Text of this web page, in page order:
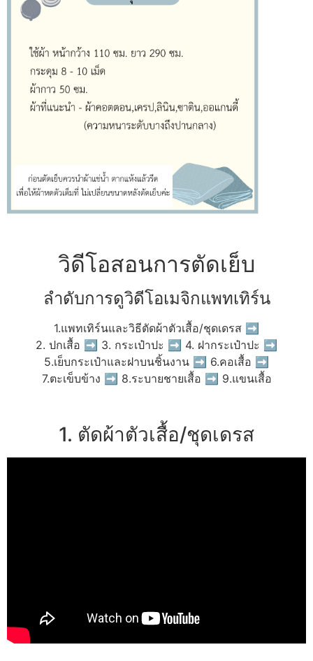
วิดีโอสอนการตัดเย็บ
ลำดับการดูวิดีโอเมจิกแพทเทิร์น
1.แพทเทิร์นและวิธีตัดผ้าตัวเสื้อ/ชุดเดรส ➡
2. ปกเสื้อ ➡ 3. กระเป๋าปะ ➡ 4. ฝากระเป๋าปะ ➡
5.เย็บกระเป๋าและฝาบนชิ้นงาน ➡ 6.คอเสื้อ ➡
7.ตะเข็บข้าง ➡ 8.ระบายชายเสื้อ ➡ 9.แขนเสื้อ
1. ตัดผ้าตัวเสื้อ/ชุดเดรส